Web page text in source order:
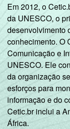
Em 2012, o
da UNESCO, o
desenvolvimento
conhecimento. O
Comunicação e
UNESCO. Ele
da organização
esforços para
informação e do
Cetic.br inclui a
África.